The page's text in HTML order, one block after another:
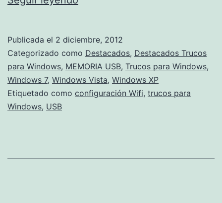
WiFi
en
una
USB
Publicada el 2 diciembre, 2012
Categorizado como Destacados, Destacados Trucos
para Windows, MEMORIA USB, Trucos para Windows,
Windows 7, Windows Vista, Windows XP
Etiquetado como configuración Wifi, trucos para
Windows, USB